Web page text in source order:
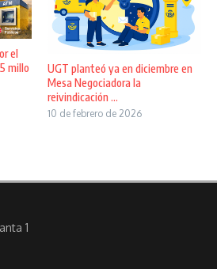
el
millo
UGT planteó ya en diciembre en
Mesa Negociadora la
reivindicación ...
10 de febrero de 2026
1